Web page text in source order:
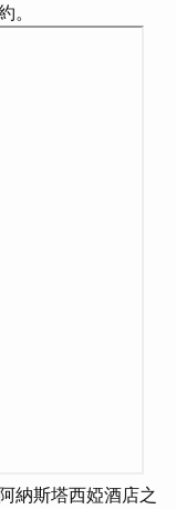
。
納斯塔西婭酒店之